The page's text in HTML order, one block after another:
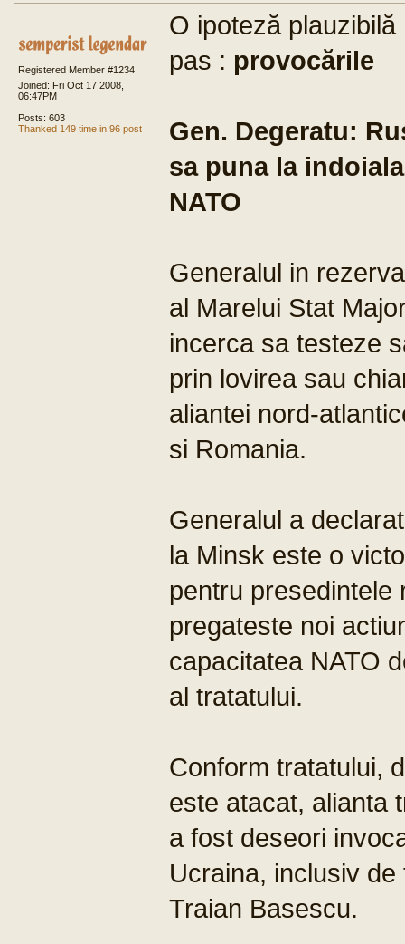
Registered Member #1234
Joined: Fri Oct 17 2008,
06:47PM
Posts: 603
Thanked 149 time in 96 post
O ipoteză
pas : provocările
Gen. Degeratu:
sa puna la
NATO
Generalul in
al Marelui Stat
incerca sa testeze
prin lovirea sau
aliantei nord-
si Romania.
Generalul a
la Minsk este o
pentru presedintele
pregateste noi
capacitatea NATO
al tratatului.
Conform tratatului,
este atacat, alianta
a fost deseori
Ucraina, inclusiv
Traian Basescu.